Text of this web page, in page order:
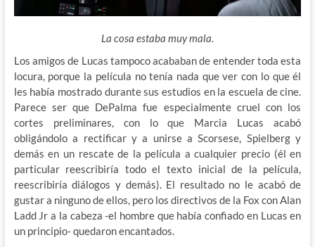
La cosa estaba muy mala.
Los amigos de Lucas tampoco acababan de entender toda esta
locura, porque la película no tenía nada que ver con lo que él
les había mostrado durante sus estudios en la escuela de cine.
Parece ser que DePalma fue especialmente cruel con los
cortes preliminares, con lo que Marcia Lucas acabó
obligándolo a rectificar y a unirse a Scorsese, Spielberg y
demás en un rescate de la película a cualquier precio (él en
particular reescribiría todo el texto inicial de la película,
reescribiría diálogos y demás). El resultado no le acabó de
gustar a ninguno de ellos, pero los directivos de la Fox con Alan
Ladd Jr a la cabeza -el hombre que había confiado en Lucas en
un principio- quedaron encantados.